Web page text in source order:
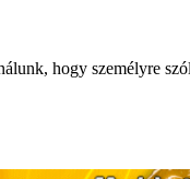
hogy személyre